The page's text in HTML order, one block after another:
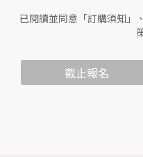
二、個人資料的蒐集、處理
當您造訪本網站或使用本
範圍內處理及利用您的個
會將個人資料用於其他用途。
已閱讀並同意「訂購須知」
截止報名